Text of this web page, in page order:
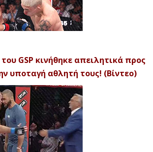
GSP κινήθηκε απειλητικά προς
υποταγή αθλητή τους! (Βίντεο)